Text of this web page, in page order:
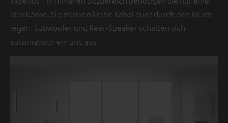
Steckdose. Sie müssen keine Kabel quer durch den Raum
legen. Subwoofer und Rear-Speaker schalten sich
automatisch ein und aus.